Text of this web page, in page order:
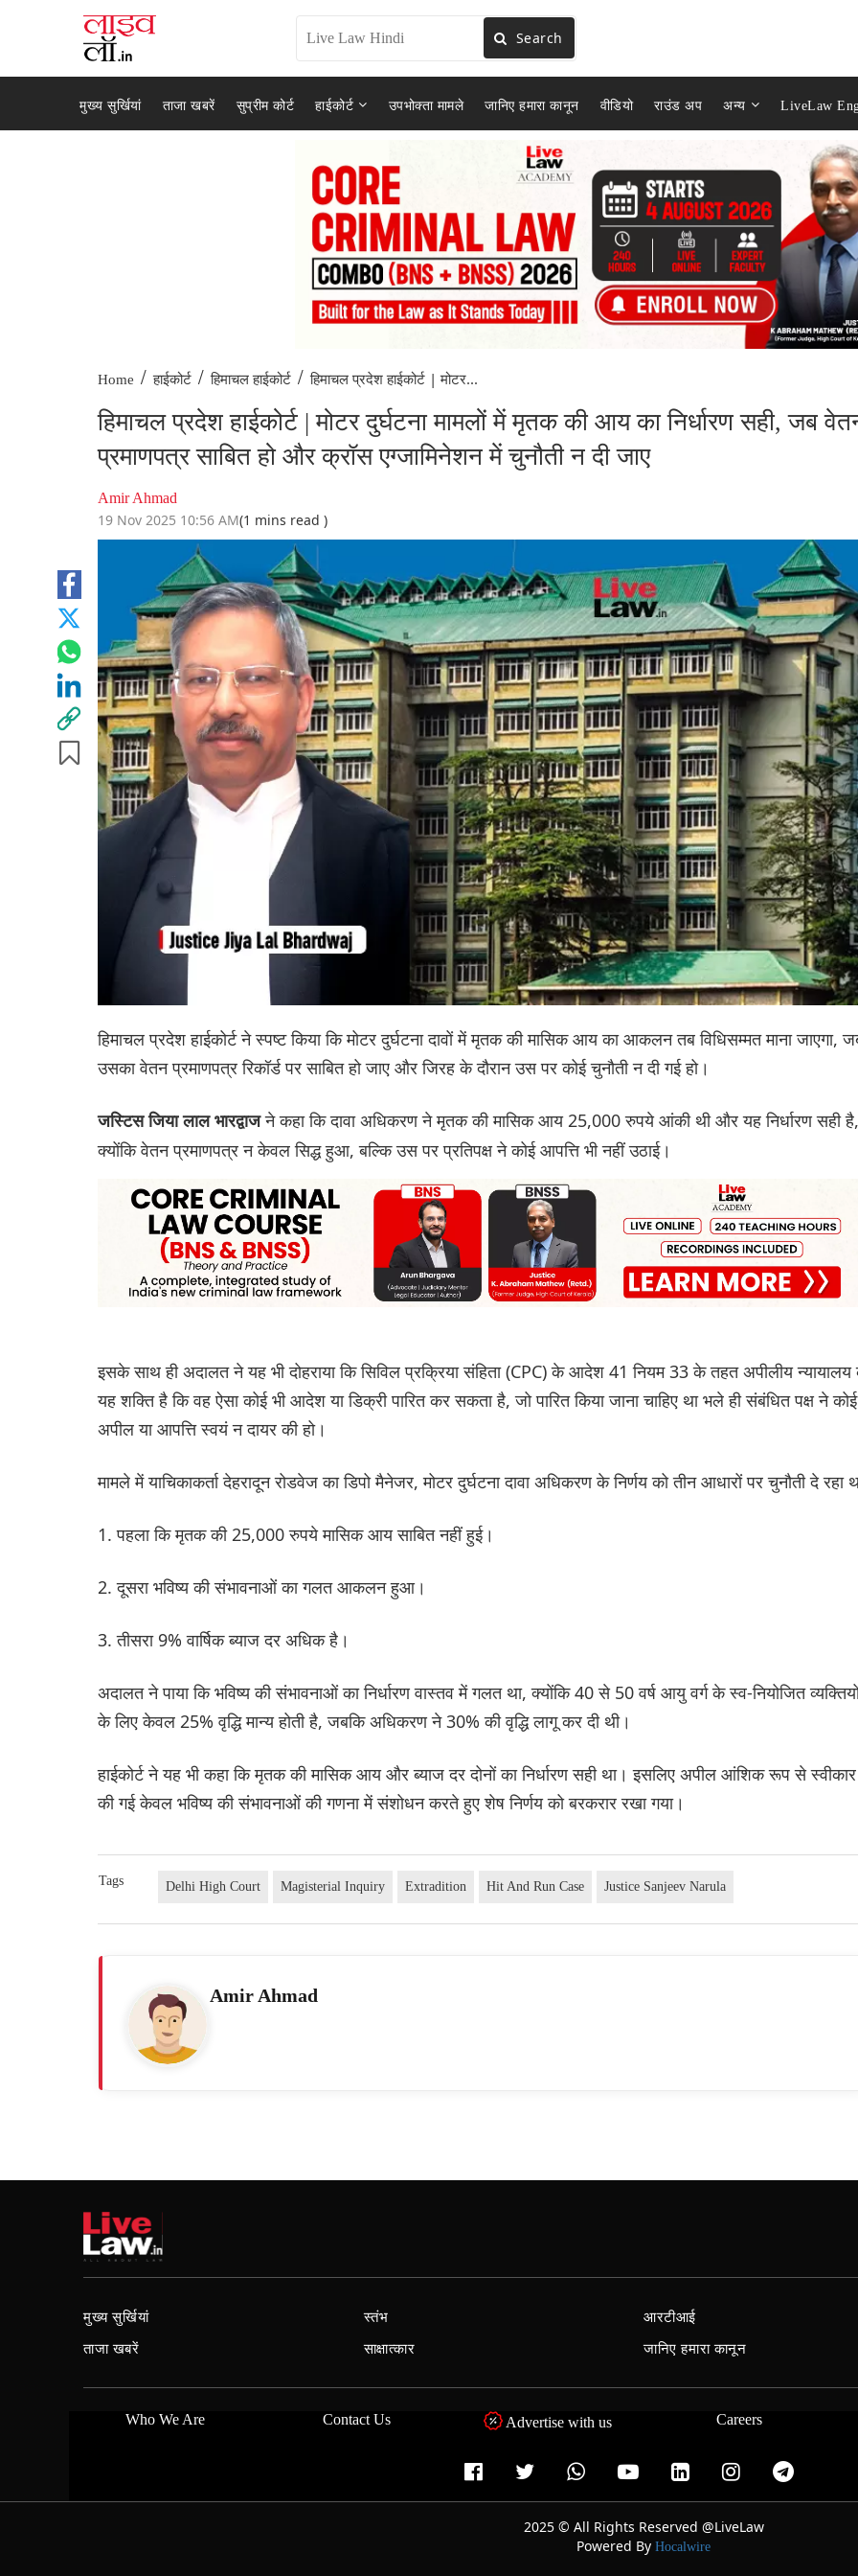
Search
मुख्य सुर्खियां ताजा खबरें सुप्रीम कोर्ट हाईकोर्ट उपभोक्ता मामले जानिए हमारा कानून वीडियो राउंड अप अन्य LiveLaw
Home / हाईकोर्ट / हिमाचल हाईकोर्ट / हिमाचल प्रदेश हाईकोर्ट | मोटर...
हिमाचल प्रदेश हाईकोर्ट | मोटर दुर्घटना मामलों में मृतक की आय का निर्धारण सही, जब
प्रमाणपत्र साबित हो और क्रॉस एग्जामिनेशन में चुनौती न दी जाए
Amir Ahmad
19 Nov 2025 10:56 AM(1 mins read )
हिमाचल प्रदेश हाईकोर्ट ने स्पष्ट किया कि मोटर दुर्घटना दावों में मृतक की मासिक आय का आकलन तब विधिसम्मत माना जाएगा,
उसका वेतन प्रमाणपत्र रिकॉर्ड पर साबित हो जाए और जिरह के दौरान उस पर कोई चुनौती न दी गई हो।
जस्टिस जिया लाल भारद्वाजने कहा कि दावा अधिकरण ने मृतक की मासिक आय 25,000 रुपये आंकी थी और यह निर्धारण सही है,
क्योंकि वेतन प्रमाणपत्र न केवल सिद्ध हुआ, बल्कि उस पर प्रतिपक्ष ने कोई आपत्ति भी नहीं उठाई।
इसके साथ ही अदालत ने यह भी दोहराया कि सिविल प्रक्रिया संहिता (CPC) के आदेश 41 नियम 33 के तहत अपीलीय न्यायालय
यह शक्ति है कि वह ऐसा कोई भी आदेश या डिक्री पारित कर सकता है, जो पारित किया जाना चाहिए था भले ही संबंधित पक्ष ने कोई
अपील या आपत्ति स्वयं न दायर की हो।
मामले में याचिकाकर्ता देहरादून रोडवेज का डिपो मैनेजर, मोटर दुर्घटना दावा अधिकरण के निर्णय को तीन आधारों पर चुनौती दे रहा
1. पहला कि मृतक की 25,000 रुपये मासिक आय साबित नहीं हुई।
2. दूसरा भविष्य की संभावनाओं का गलत आकलन हुआ।
3. तीसरा 9% वार्षिक ब्याज दर अधिक है।
अदालत ने पाया कि भविष्य की संभावनाओं का निर्धारण वास्तव में गलत था, क्योंकि 40 से 50 वर्ष आयु वर्ग के स्व-नियोजित
के लिए केवल 25% वृद्धि मान्य होती है, जबकि अधिकरण ने 30% की वृद्धि लागू कर दी थी।
हाईकोर्ट ने यह भी कहा कि मृतक की मासिक आय और ब्याज दर दोनों का निर्धारण सही था। इसलिए अपील आंशिक रूप से स्वीकार
की गई केवल भविष्य की संभावनाओं की गणना में संशोधन करते हुए शेष निर्णय को बरकरार रखा गया।
Tags Delhi High Court Magisterial Inquiry Extradition Hit And Run Case Justice Sanjeev Narula
Amir Ahmad
मुख्य सुर्खियां
ताजा खबरें
स्तंभ
साक्षात्कार
आरटीआई
जानिए हमारा कानून
Who We Are Contact Us Advertise with us Careers
2025 © All Rights Reserved @LiveLaw
Powered By Hocalwire